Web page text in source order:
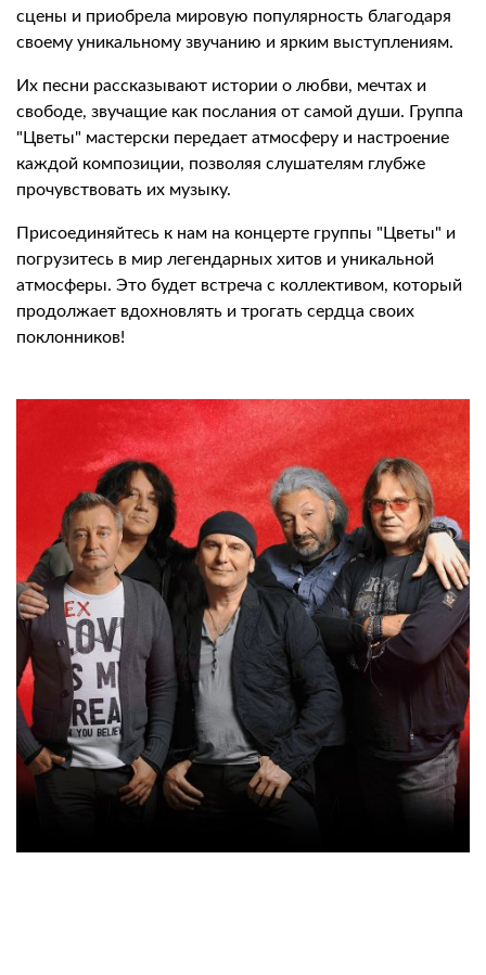
сцены и приобрела мировую популярность благодаря
своему уникальному звучанию и ярким выступлениям.
Их песни рассказывают истории о любви, мечтах и
свободе, звучащие как послания от самой души. Группа
"Цветы" мастерски передает атмосферу и настроение
каждой композиции, позволяя слушателям глубже
прочувствовать их музыку.
Присоединяйтесь к нам на концерте группы "Цветы" и
погрузитесь в мир легендарных хитов и уникальной
атмосферы. Это будет встреча с коллективом, который
продолжает вдохновлять и трогать сердца своих
поклонников!